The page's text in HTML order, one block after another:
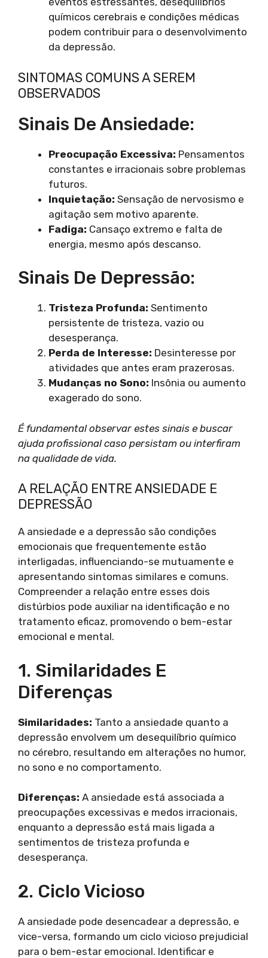
químicos cerebrais e condições médicas
podem contribuir para o desenvolvimento
da depressão.
SINTOMAS COMUNS A SEREM
OBSERVADOS
Sinais De Ansiedade:
Preocupação Excessiva: Pensamentos
constantes e irracionais sobre problemas
futuros.
Inquietação: Sensação de nervosismo e
agitação sem motivo aparente.
Fadiga: Cansaço extremo e falta de
energia, mesmo após descanso.
Sinais De Depressão:
Tristeza Profunda: Sentimento
persistente de tristeza, vazio ou
desesperança.
Perda de Interesse: Desinteresse por
atividades que antes eram prazerosas.
Mudanças no Sono: Insônia ou aumento
exagerado do sono.
É fundamental observar estes sinais e buscar
ajuda profissional caso persistam ou interfiram
na qualidade de vida.
A RELAÇÃO ENTRE ANSIEDADE E
DEPRESSÃO
A ansiedade e a depressão são condições
emocionais que frequentemente estão
interligadas, influenciando-se mutuamente e
apresentando sintomas similares e comuns.
Compreender a relação entre esses dois
distúrbios pode auxiliar na identificação e no
tratamento eficaz, promovendo o bem-estar
emocional e mental.
1. Similaridades E
Diferenças
Similaridades: Tanto a ansiedade quanto a
depressão envolvem um desequilíbrio químico
no cérebro, resultando em alterações no humor,
no sono e no comportamento.
Diferenças: A ansiedade está associada a
preocupações excessivas e medos irracionais,
enquanto a depressão está mais ligada a
sentimentos de tristeza profunda e
desesperança.
2. Ciclo Vicioso
A ansiedade pode desencadear a depressão, e
vice-versa, formando um ciclo vicioso prejudicial
para o bem-estar emocional. Identificar e